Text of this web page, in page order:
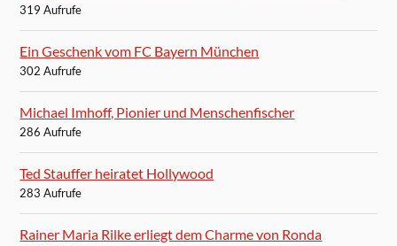
319 Aufrufe
Ein Geschenk vom FC Bayern München
302 Aufrufe
Michael Imhoff, Pionier und Menschenfischer
286 Aufrufe
Ted Stauffer heiratet Hollywood
283 Aufrufe
Rainer Maria Rilke erliegt dem Charme von Ronda